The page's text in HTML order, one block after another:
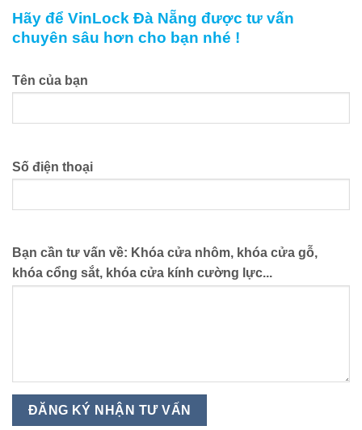
Hãy để VinLock Đà Nẵng được tư vấn
chuyên sâu hơn cho bạn nhé !
Tên của bạn
Số điện thoại
Bạn cần tư vấn về: Khóa cửa nhôm, khóa cửa gỗ,
khóa cổng sắt, khóa cửa kính cường lực...